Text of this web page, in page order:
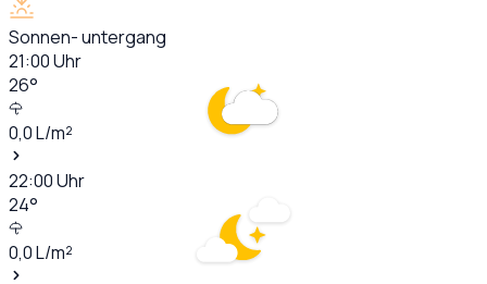
Sonnen- untergang
21:00Uhr
26°
0,0L/m²
22:00Uhr
24°
0,0L/m²